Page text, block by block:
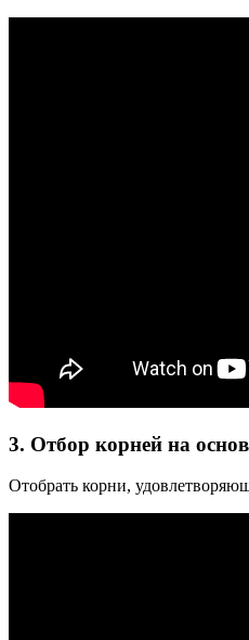
3. Отбор корней на
Отобрать корни,